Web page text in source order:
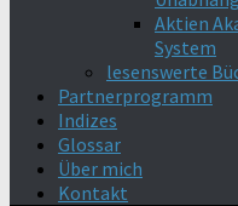
Aktien
System
lesenswerte
Partnerprogramm
Indizes
Glossar
Über mich
Kontakt